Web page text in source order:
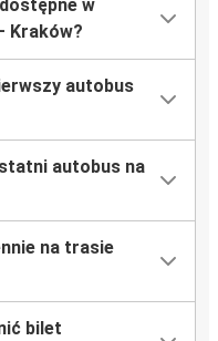
w
Kraków?
autobus
autobus na
na trasie
bilet